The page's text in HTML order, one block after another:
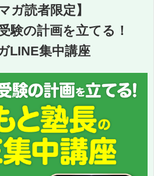
ガ読者限定】
験の計画を立てる！
LINE集中講座